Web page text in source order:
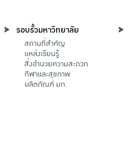
รอบรั้วมหาวิทยาลัย
สถานที่สำคัญ
แหล่งเรียนรู้
สิ่งอำนวยความสะดวก
กีฬาและสุขภาพ
ผลิตภัณฑ์ มก.